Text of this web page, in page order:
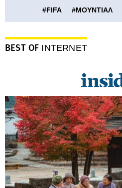
#FIFA #ΜΟΥΝΤΙΑΛ
BEST OF INTERNET